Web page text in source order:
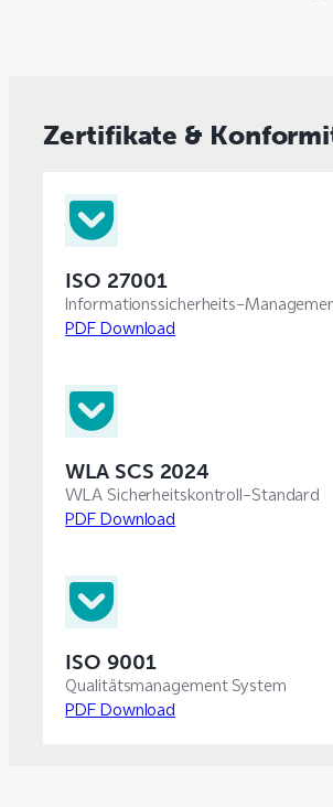
Zertifikate &
ISO 27001
Informationssicherheits-
PDF Download
WLA SCS 2024
WLA Sicherheitskontroll-Standard
PDF Download
ISO 9001
Qualitätsmanagement System
PDF Download